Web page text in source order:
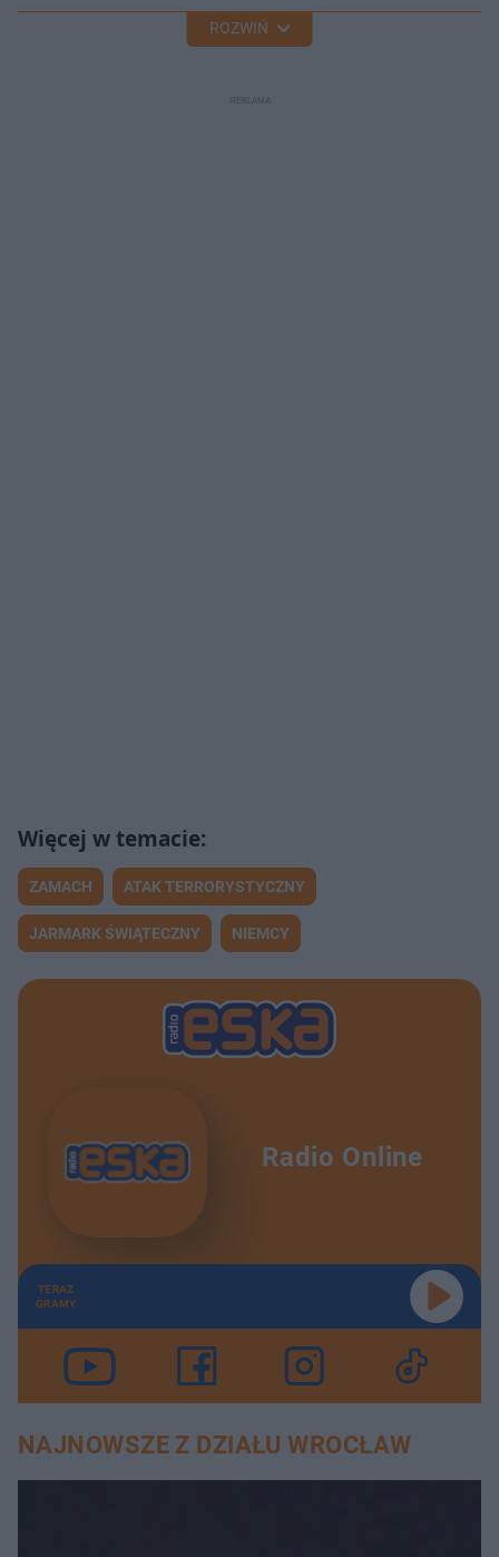
ROZWIŃ
ZAMACH ATAK TERRORYSTYCZNY
JARMARK ŚWIĄTECZNY NIEMCY
Radio Online
TERAZ
GRAMY
NAJNOWSZE Z DZIAŁU WROCŁAW